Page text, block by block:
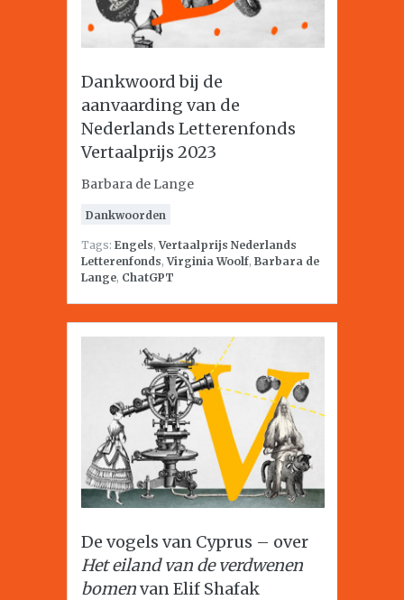
Dankwoord bij de
aanvaarding van de
Nederlands Letterenfonds
Vertaalprijs 2023
Barbara de Lange
Dankwoorden
Tags: Engels,Vertaalprijs Nederlands
Letterenfonds,Virginia Woolf, Barbara de
Lange, ChatGPT
De vogels van Cyprus – over
Het eiland van de verdwenen
bomenvan Elif Shafak